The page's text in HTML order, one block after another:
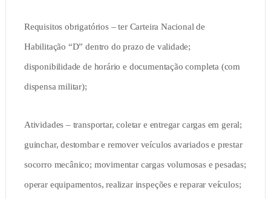
Requisitos obrigatórios – ter Carteira Nacional de
Habilitação “D” dentro do prazo de validade;
disponibilidade de horário e documentação completa (com
dispensa militar);
Atividades – transportar, coletar e entregar cargas em geral;
guinchar, destombar e remover veículos avariados e prestar
socorro mecânico; movimentar cargas volumosas e pesadas;
operar equipamentos, realizar inspeções e reparar veículos;